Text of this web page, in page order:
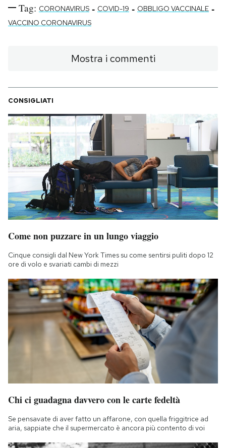
Tag: CORONAVIRUS - COVID-19 - OBBLIGO VACCINALE -
VACCINO CORONAVIRUS
Mostra i commenti
CONSIGLIATI
Come non puzzare in un lungo viaggio
Cinque consigli dal New York Times su come sentirsi puliti dopo 12
ore di volo e svariati cambi di mezzi
Chi ci guadagna davvero con le carte fedeltà
Se pensavate di aver fatto un affarone, con quella friggitrice ad
aria, sappiate che il supermercato è ancora più contento di voi